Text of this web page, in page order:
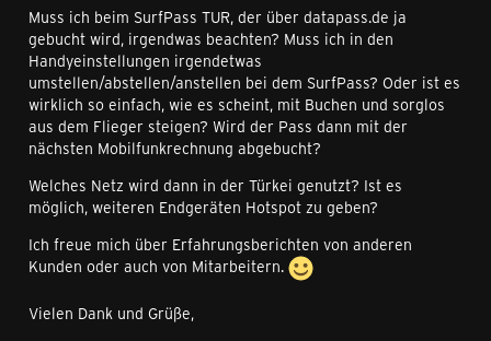
Muss ich beim SurfPass TUR, der über datapass.de ja
gebucht wird, irgendwas beachten? Muss ich in den
Handyeinstellungen irgendetwas
umstellen/abstellen/anstellen bei dem SurfPass? Oder ist es
wirklich so einfach, wie es scheint, mit Buchen und sorglos
aus dem Flieger steigen? Wird der Pass dann mit der
nächsten Mobilfunkrechnung abgebucht?
Welches Netz wird dann in der Türkei genutzt? Ist es
möglich, weiteren Endgeräten Hotspot zu geben?
Ich freue mich über Erfahrungsberichten von anderen
Kunden oder auch von Mitarbeitern.
Vielen Dank und Grüße,